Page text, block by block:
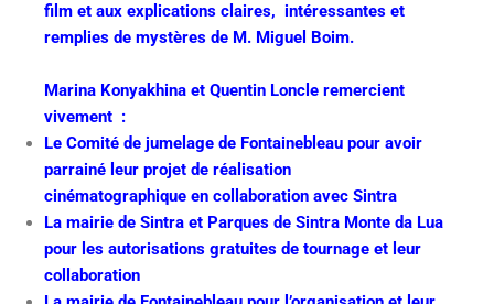
film et aux explications claires, intéressantes et
remplies de mystères de M. Miguel Boim.
Marina Konyakhina et Quentin Loncle remercient
vivement :
Le Comité de jumelage de Fontainebleau pour avoir
parrainé leur projet de réalisation
cinématographique en collaboration avec Sintra
La mairie de Sintra et Parques de Sintra Monte da Lua
pour les autorisations gratuites de tournage et leur
collaboration